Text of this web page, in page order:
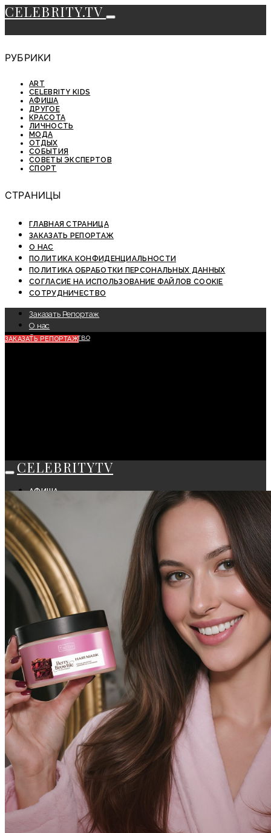
CELEBRITY.TV
РУБРИКИ
ART
CELEBRITY KIDS
АФИША
ДРУГОЕ
КРАСОТА
ЛИЧНОСТЬ
МОДА
ОТДЫХ
СОБЫТИЯ
СОВЕТЫ ЭКСПЕРТОВ
СПОРТ
СТРАНИЦЫ
ГЛАВНАЯ СТРАНИЦА
ЗАКАЗАТЬ РЕПОРТАЖ
О НАС
ПОЛИТИКА КОНФИДЕНЦИАЛЬНОСТИ
ПОЛИТИКА ОБРАБОТКИ ПЕРСОНАЛЬНЫХ ДАННЫХ
СОГЛАСИЕ НА ИСПОЛЬЗОВАНИЕ ФАЙЛОВ COOKIE
СОТРУДНИЧЕСТВО
Заказать Репортаж
О нас
Сотрудничество
ЗАКАЗАТЬ РЕПОРТАЖ
CELEBRITYTV
АФИША
КРАСОТА
МОДА
ЛИЧНОСТЬ
ОТДЫХ
СОВЕТЫ ЭКСПЕРТОВ